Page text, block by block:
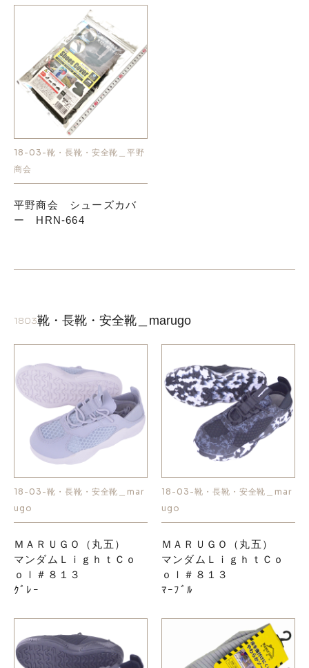
18-03-靴・長靴・安全靴＿平野
商会
平野商会 シューズカバ
ー HRN-664
1803靴・長靴・安全靴＿marugo
18-03-靴・長靴・安全靴＿mar
ugo
ＭＡＲＵＧＯ（丸五）
マンダムＬｉｇｈｔＣｏ
ｏｌ＃８１３
ｸﾞﾚｰ
18-03-靴・長靴・安全靴＿mar
ugo
ＭＡＲＵＧＯ（丸五）
マンダムＬｉｇｈｔＣｏ
ｏｌ＃８１３
ﾏｰﾌﾞﾙ